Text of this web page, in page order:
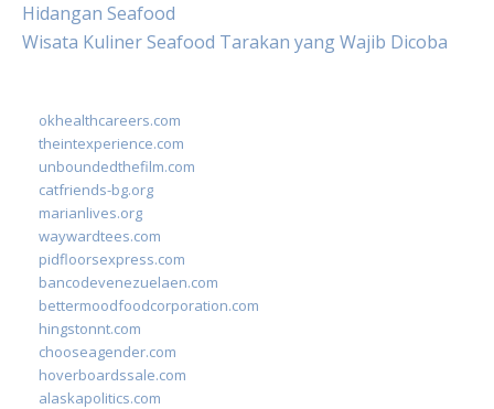
Hidangan Seafood
Wisata Kuliner Seafood Tarakan yang Wajib Dicoba
okhealthcareers.com
theintexperience.com
unboundedthefilm.com
catfriends-bg.org
marianlives.org
waywardtees.com
pidfloorsexpress.com
bancodevenezuelaen.com
bettermoodfoodcorporation.com
hingstonnt.com
chooseagender.com
hoverboardssale.com
alaskapolitics.com